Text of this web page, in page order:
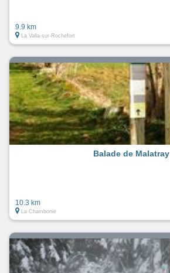
9.9 km
La Valla-sur-Rochefort
Balade de Malatray
10.3 km
La Chambonie